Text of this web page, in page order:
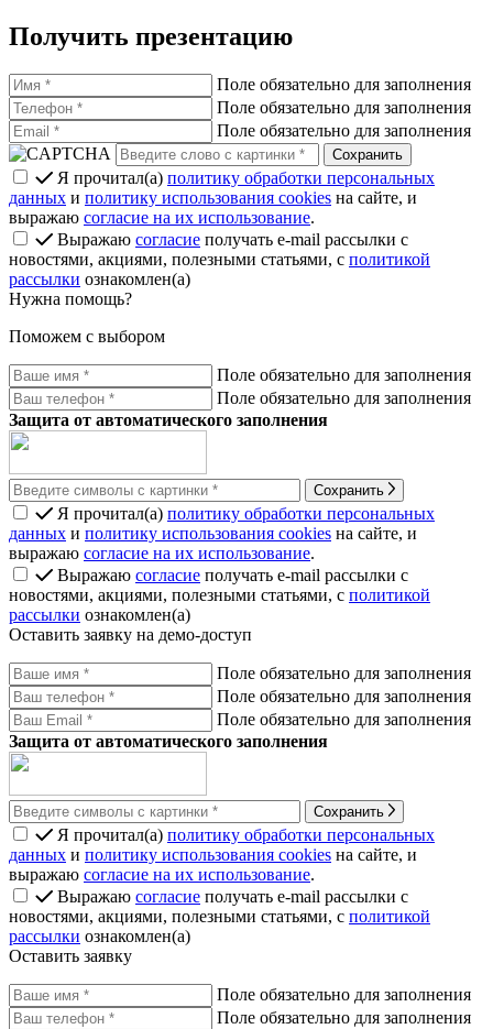
Получить презентацию
Поле обязательно для заполнения
Поле обязательно для заполнения
Поле обязательно для заполнения
Я прочитал(а) политику обработки персональных
данных и политику использования cookies на сайте, и
выражаю согласие на их использование.
Выражаю согласие получать e-mail рассылки с
новостями, акциями, полезными статьями, с политикой
рассылки ознакомлен(а)
Нужна помощь?
Поможем с выбором
Поле обязательно для заполнения
Поле обязательно для заполнения
Защита от автоматического заполнения
Сохранить
Я прочитал(а) политику обработки персональных
данных и политику использования cookies на сайте, и
выражаю согласие на их использование.
Выражаю согласие получать e-mail рассылки с
новостями, акциями, полезными статьями, с политикой
рассылки ознакомлен(а)
Оставить заявку на демо-доступ
Поле обязательно для заполнения
Поле обязательно для заполнения
Поле обязательно для заполнения
Защита от автоматического заполнения
Сохранить
Я прочитал(а) политику обработки персональных
данных и политику использования cookies на сайте, и
выражаю согласие на их использование.
Выражаю согласие получать e-mail рассылки с
новостями, акциями, полезными статьями, с политикой
рассылки ознакомлен(а)
Оставить заявку
Поле обязательно для заполнения
Поле обязательно для заполнения